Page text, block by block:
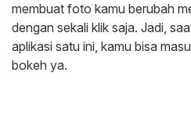
membuat foto kamu berubah
dengan sekali klik saja. Jadi,
aplikasi satu ini, kamu bisa
bokeh ya.